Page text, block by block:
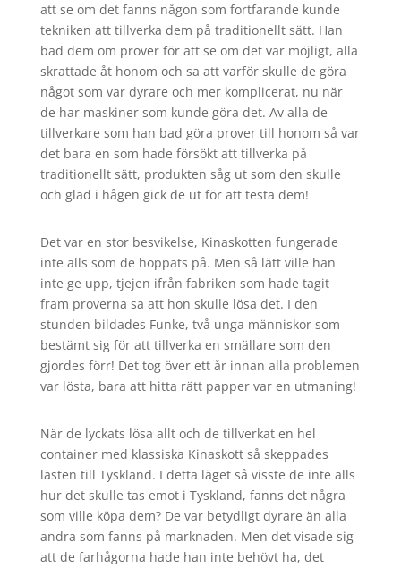
att se om det fanns någon som fortfarande kunde
tekniken att tillverka dem på traditionellt sätt. Han
bad dem om prover för att se om det var möjligt, alla
skrattade åt honom och sa att varför skulle de göra
något som var dyrare och mer komplicerat, nu när
de har maskiner som kunde göra det. Av alla de
tillverkare som han bad göra prover till honom så var
det bara en som hade försökt att tillverka på
traditionellt sätt, produkten såg ut som den skulle
och glad i hågen gick de ut för att testa dem!
Det var en stor besvikelse, Kinaskotten fungerade
inte alls som de hoppats på. Men så lätt ville han
inte ge upp, tjejen ifrån fabriken som hade tagit
fram proverna sa att hon skulle lösa det. I den
stunden bildades Funke, två unga människor som
bestämt sig för att tillverka en smällare som den
gjordes förr! Det tog över ett år innan alla problemen
var lösta, bara att hitta rätt papper var en utmaning!
När de lyckats lösa allt och de tillverkat en hel
container med klassiska Kinaskott så skeppades
lasten till Tyskland. I detta läget så visste de inte alls
hur det skulle tas emot i Tyskland, fanns det några
som ville köpa dem? De var betydligt dyrare än alla
andra som fanns på marknaden. Men det visade sig
att de farhågorna hade han inte behövt ha, det